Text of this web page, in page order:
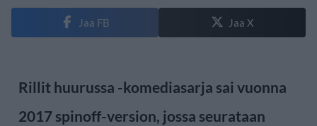
Jaa FB Jaa X
Rillit huurussa -komediasarja sai vuonna
2017 spinoff-version, jossa seurataan